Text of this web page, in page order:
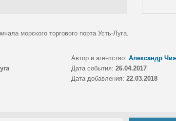
морского торгового порта Усть-Луга.
Автор и агентство: Александр
Дата события: 26.04.2017
Дата добавления: 22.03.2018